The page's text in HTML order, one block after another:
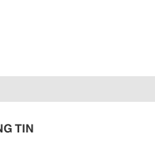
TIN